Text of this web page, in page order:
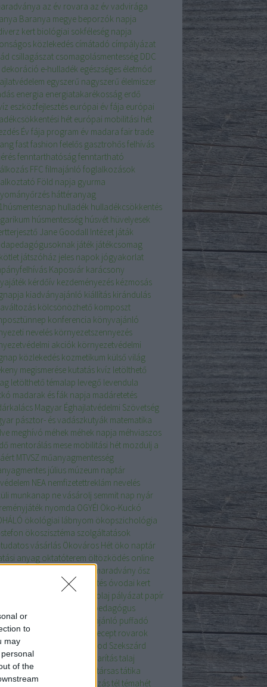
or
to
may
of the
az év rovara az év vadvirága
Baranya megye beporzók napja
kert biológiai sokféleség napja
közlekedés címátadó címpályázat
csillagászat csomagolásmentesség DDC
dekoráció e-hulladék egészséges életmód
egyszerű nagyszerű élelmiszer
energia energiatakarékosság erdő
eszközfejlesztés európai év fája európai
hét európai mobilitási hét
Év fája program év madara fair trade
fast fashion felelős gasztrohősfelhívás
fenntarthatóságfenntartható
FFC filmajánló foglalkozások
Föld napja gyurma
háttéranyag
hulladék hulladékcsökkentés
húsmentesség húsvét hüvelyesek
Jane Goodall Intézet játák
játék játékcsomag
játszóház jeles napok jógyakorlat
Kaposvár karácsony
kérdőív kezdeményezés kézmosás
kiadványajánló kiállítás kirándulás
kölcsönözhető komposzt
konferencia könyvajánló
nevelés környezetszennyezés
akciók környezetvédelmi
közlekedés kozmetikum külső világ
megismerése kutatás kvíz letölthető
letölthető témalap levegő levendula
madarak és fák napja madáretetés
Magyar Éghajlatvédelmi Szövetség
pásztor- és vadászkutyák matematika
meghívó méhek méhek napja méhviaszos
mentorálás mese mobilitási hét mozdulj a
MTVSZ műanyagmentesség
július múzeum naptár
NEA nemfizetettreklám nevelés
munkanap ne vásárolj semmit nap nyár
nyomda OGYÉI Öko-Kuckó
ökológiai lábnyom ökopszichológia
ökoszisztéma szolgáltatások
vásárlás Ökováros Hét öko naptár
anyag oktatóterem öltözködés online
ősmaradvány ősz
óvodai fejlesztés óvodai kert
óvodaudvar pálmaolaj pályázat papír
pedagógus
programajánló puffadó
pufi festék recept rovarok
kert
super food Szekszárd
szódabikarbóna takarítástalaj
tanya társastátika
távfűtés tehetséggondozástéltémahét